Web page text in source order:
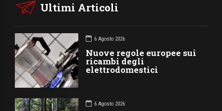
Ultimi Articoli
6 Agosto 2026
Nuove regole europee sui
ricambi degli
elettrodomestici
6 Agosto 2026